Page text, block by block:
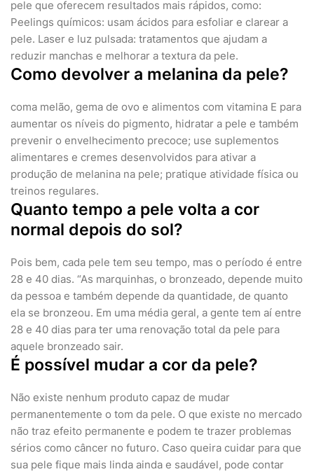
pele que oferecem resultados mais rápidos, como:
Peelings químicos: usam ácidos para esfoliar e clarear a
pele. Laser e luz pulsada: tratamentos que ajudam a
reduzir manchas e melhorar a textura da pele.
Como devolver a melanina da pele?
coma melão, gema de ovo e alimentos com vitamina E para
aumentar os níveis do pigmento, hidratar a pele e também
prevenir o envelhecimento precoce; use suplementos
alimentares e cremes desenvolvidos para ativar a
produção de melanina na pele; pratique atividade física ou
treinos regulares.
Quanto tempo a pele volta a cor
normal depois do sol?
Pois bem, cada pele tem seu tempo, mas o período é entre
28 e 40 dias. “As marquinhas, o bronzeado, depende muito
da pessoa e também depende da quantidade, de quanto
ela se bronzeou. Em uma média geral, a gente tem aí entre
28 e 40 dias para ter uma renovação total da pele para
aquele bronzeado sair.
É possível mudar a cor da pele?
Não existe nenhum produto capaz de mudar
permanentemente o tom da pele. O que existe no mercado
não traz efeito permanente e podem te trazer problemas
sérios como câncer no futuro. Caso queira cuidar para que
sua pele fique mais linda ainda e saudável, pode contar